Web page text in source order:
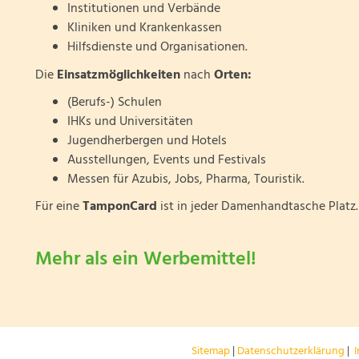
Institutionen und Verbände
Kliniken und Krankenkassen
Hilfsdienste und Organisationen.
DieEinsatzmöglichkeitennachOrten:
(Berufs-) Schulen
IHKs und Universitäten
Jugendherbergen und Hotels
Ausstellungen, Events und Festivals
Messen für Azubis, Jobs, Pharma, Touristik.
Für eineTamponCard ist in jeder Damenhandtasche Platz.
Mehr als ein Werbemittel!
Sitemap| Datenschutzerklärung |